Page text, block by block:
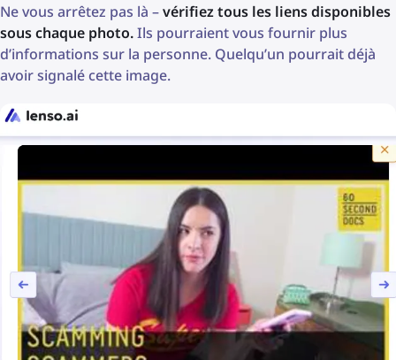
Ne vous arrêtez pas là –vérifiez tous les liens disponibles
sous chaque photo.Ils pourraient vous fournir plus
d’informations sur la personne. Quelqu’un pourrait déjà
avoir signalé cette image.